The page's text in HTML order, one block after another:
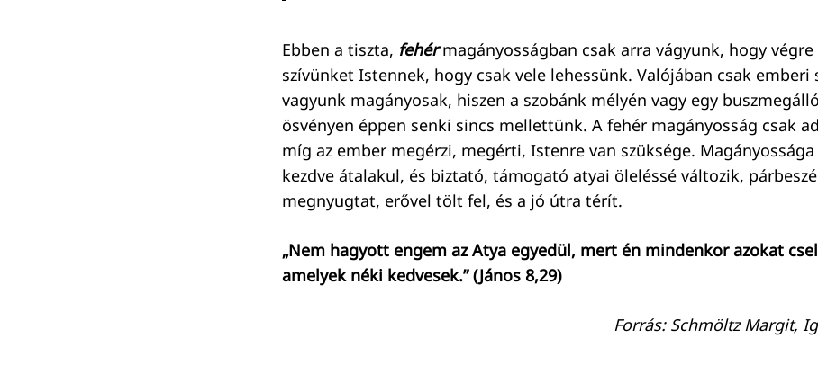
Ebben a tiszta, fehér magányosságban csak arra vágyunk, hogy
szívünket Istennek, hogy csak vele lehessünk. Valójában csak emberi
vagyunk magányosak, hiszen a szobánk mélyén vagy egy
ösvényen éppen senki sincs mellettünk. A fehér magányosság csak
míg az ember megérzi, megérti, Istenre van szüksége.
kezdve átalakul, és biztató, támogató atyai öleléssé változik,
megnyugtat, erővel tölt fel, és a jó útra térít.
„Nem hagyott engem az Atya egyedül, mert én mindenkor azokat
amelyek néki kedvesek.” (János 8,29)
Forrás: Schmöltz Margit,